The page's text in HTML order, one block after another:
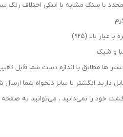
با سنگ مشابه با اندکی اختلاف رنگ
عیار بالا (۹۲۵)
و شیک
ها مطابق با اندازه دست شما قابل
دارید انگشتر با سایز دلخواه
خود را نمی‌دانید ، می‌توانید به